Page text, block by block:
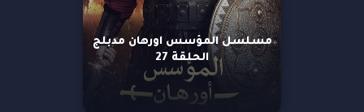
مسلسل المؤسس اورهان مدبلج
الحلقة 27